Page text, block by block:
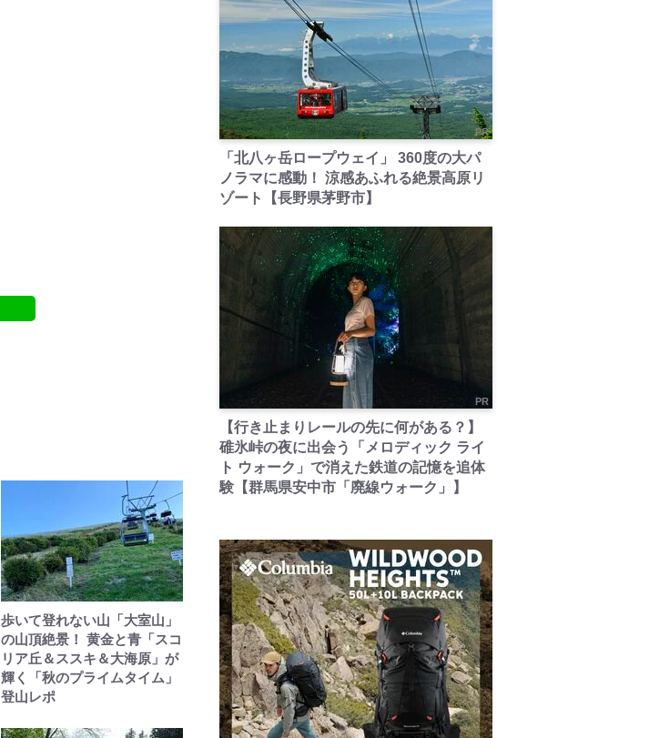
歩いて登れない山「大室山」
の山頂絶景！ 黄金と青「スコ
リア丘＆ススキ＆大海原」が
輝く「秋のプライムタイム」
登山レポ
PR
「北八ヶ岳ロープウェイ」 360度の大パ
ノラマに感動！ 涼感あふれる絶景高原リ
ゾート【長野県茅野市】
PR
【行き止まりレールの先に何がある？】
碓氷峠の夜に出会う「メロディック ライ
ト ウォーク」で消えた鉄道の記憶を追体
験【群馬県安中市「廃線ウォーク」】